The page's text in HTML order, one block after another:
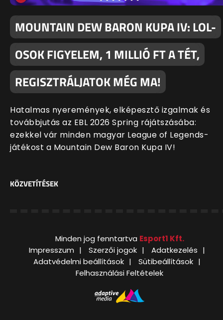
MOUNTAIN DEW BARON KUPA IV: LOL-
OSOK FIGYELEM, 1 MILLIÓ FT A TÉT,
REGISZTRÁLJATOK MÉG MA!
Hatalmas nyeremények, elképesztő izgalmak és
továbbjutás az EBL 2026 Spring rájátszásába:
ezekkel vár minden magyar League of Legends-
játékost a Mountain Dew Baron Kupa IV!
KÖZVETÍTÉSEK
Minden jog fenntartva Esport1 Kft.
Impresszum
Szerzői jogok
Adatkezelés
Adatvédelmi beállítások
Sütibeállítások
Felhasználási Feltételek